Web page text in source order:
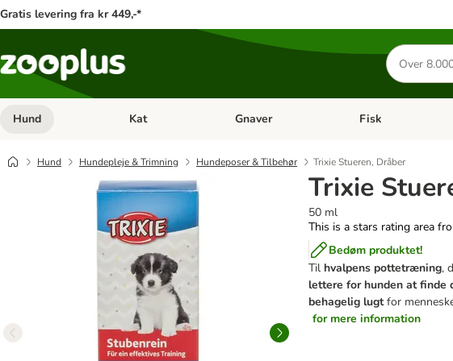
Gratis levering fra kr 449,-*
Søg
efter
produkter
Hund Åben kategori menu: Hund
Kat Åben kategori menu: Kat
Gnaver Åben kategori
Fisk
Hund Hundepleje & Trimning Hundeposer & Tilbehør Trixie Stueren, Dråber
Trixie
50 ml
This is a stars rating area
Bedøm produktet!
Til hvalpens pottetræning,
lettere for hunden at finde
behagelig lugtfor
for mere information